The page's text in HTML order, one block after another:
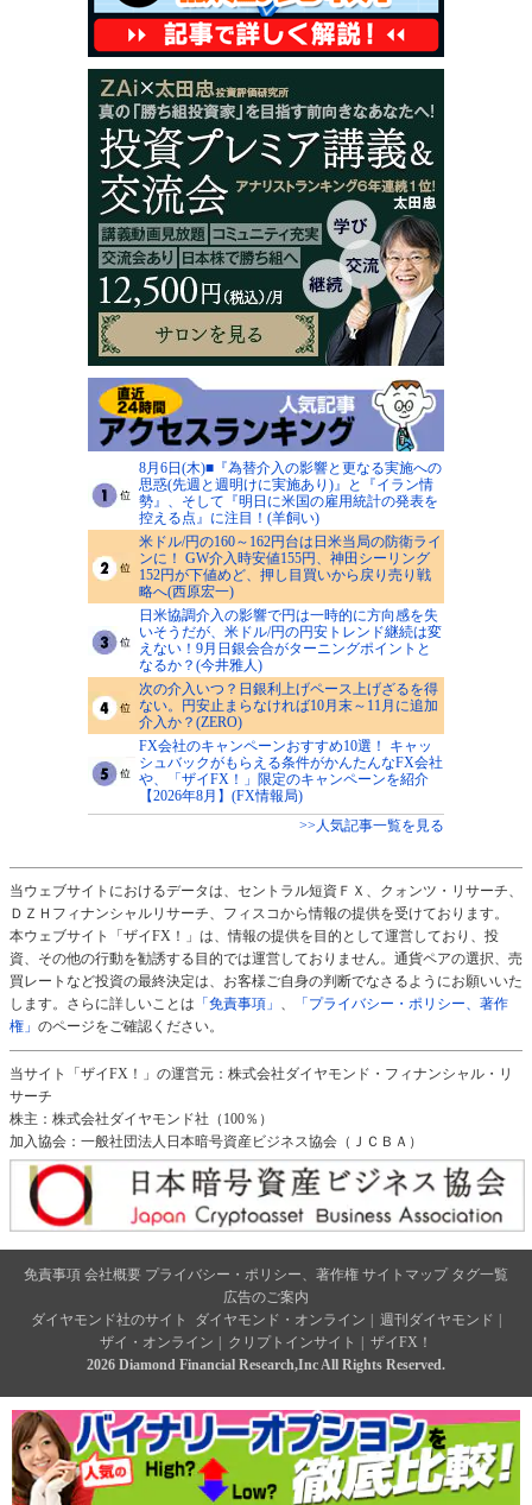
8月6日(木)■『為替介入の影響と更なる実施への
思惑(先週と週明けに実施あり)』と『イラン情
勢』、そして『明日に米国の雇用統計の発表を
控える点』に注目！(羊飼い)
米ドル/円の160～162円台は日米当局の防衛ライ
ンに！ GW介入時安値155円、神田シーリング
152円が下値めど、押し目買いから戻り売り戦
略へ(西原宏一)
日米協調介入の影響で円は一時的に方向感を失
いそうだが、米ドル/円の円安トレンド継続は変
えない！9月日銀会合がターニングポイントと
なるか？(今井雅人)
次の介入いつ？日銀利上げペース上げざるを得
ない。円安止まらなければ10月末～11月に追加
介入か？(ZERO)
FX会社のキャンペーンおすすめ10選！ キャッ
シュバックがもらえる条件がかんたんなFX会社
や、「ザイFX！」限定のキャンペーンを紹介
【2026年8月】(FX情報局)
>>人気記事一覧を見る
当ウェブサイトにおけるデータは、セントラル短資ＦＸ、クォンツ・リサーチ、
ＤＺＨフィナンシャルリサーチ、フィスコから情報の提供を受けております。
本ウェブサイト「ザイFX！」は、情報の提供を目的として運営しており、投
資、その他の行動を勧誘する目的では運営しておりません。通貨ペアの選択、売
買レートなど投資の最終決定は、お客様ご自身の判断でなさるようにお願いいた
します。さらに詳しいことは 「免責事項」 、
「プライバシー・ポリシー、著作
権」 のページをご確認ください。
当サイト「ザイFX！」の運営元：株式会社ダイヤモンド・フィナンシャル・リ
サーチ
株主：株式会社ダイヤモンド社（100％）
加入協会：一般社団法人日本暗号資産ビジネス協会（ＪＣＢＡ）
免責事項 会社概要 プライバシー・ポリシー、著作権 サイトマップ タグ一覧
広告のご案内
ダイヤモンド社のサイト
ダイヤモンド・オンライン 週刊ダイヤモンド
ザイ・オンライン
クリプトインサイト
ザイFX！
2026 Diamond Financial Research,Inc All Rights Reserved.